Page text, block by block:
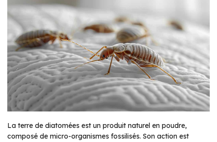
La terre de diatomées est un produit naturel en poudre,
composé de micro-organismes fossilisés. Son action est